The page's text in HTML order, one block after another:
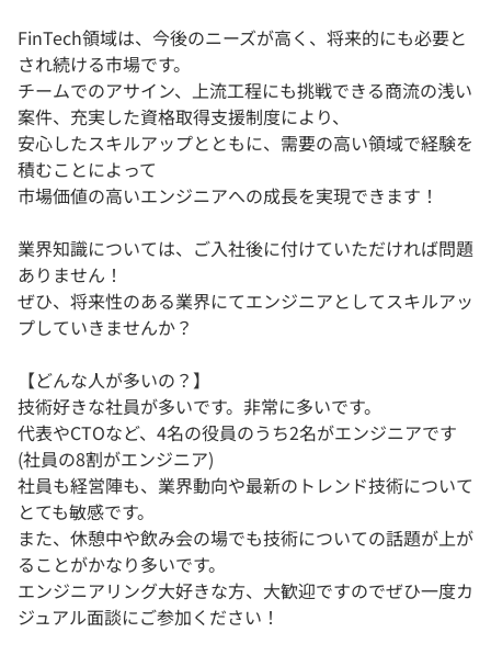
FinTech領域は、今後のニーズが高く、将来的にも必要と
され続ける市場です。
チームでのアサイン、上流工程にも挑戦できる商流の浅い
案件、充実した資格取得支援制度により、
安心したスキルアップとともに、需要の高い領域で経験を
積むことによって
市場価値の高いエンジニアへの成長を実現できます！
業界知識については、ご入社後に付けていただければ問題
ありません！
ぜひ、将来性のある業界にてエンジニアとしてスキルアッ
プしていきませんか？
【どんな人が多いの？】
技術好きな社員が多いです。非常に多いです。
代表やCTOなど、4名の役員のうち2名がエンジニアです
(社員の8割がエンジニア)
社員も経営陣も、業界動向や最新のトレンド技術について
とても敏感です。
また、休憩中や飲み会の場でも技術についての話題が上が
ることがかなり多いです。
エンジニアリング大好きな方、大歓迎ですのでぜひ一度カ
ジュアル面談にご参加ください！